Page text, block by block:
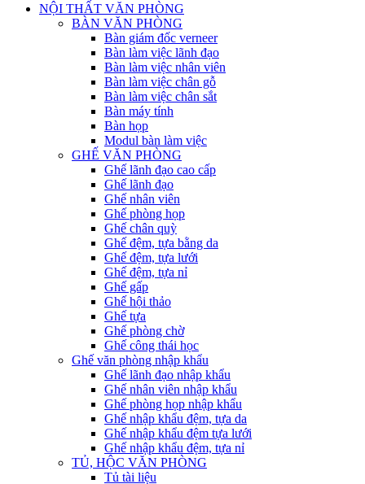
NỘI THẤT VĂN PHÒNG
BÀN VĂN PHÒNG
Bàn giám đốc verneer
Bàn làm việc lãnh đạo
Bàn làm việc nhân viên
Bàn làm việc chân gỗ
Bàn làm việc chân sắt
Bàn máy tính
Bàn họp
Modul bàn làm việc
GHẾ VĂN PHÒNG
Ghế lãnh đạo cao cấp
Ghế lãnh đạo
Ghế nhân viên
Ghế phòng họp
Ghế chân quỳ
Ghế đệm, tựa bằng da
Ghế đệm, tựa lưới
Ghế đệm, tựa nỉ
Ghế gấp
Ghế hội thảo
Ghế tựa
Ghế phòng chờ
Ghế công thái học
Ghế văn phòng nhập khẩu
Ghế lãnh đạo nhập khẩu
Ghế nhân viên nhập khẩu
Ghế phòng họp nhập khẩu
Ghế nhập khẩu đệm, tựa da
Ghế nhập khẩu đệm tựa lưới
Ghế nhập khẩu đệm, tựa nỉ
TỦ, HỘC VĂN PHÒNG
Tủ tài liệu